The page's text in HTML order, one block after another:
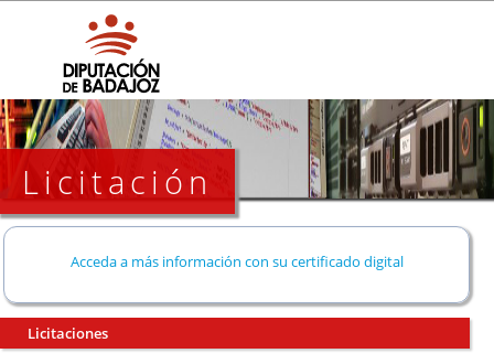
Licitación
Acceda a más información con su certificado digital
Licitaciones